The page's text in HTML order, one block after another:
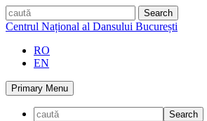
Skip
to
caută
Centrul Național al Dansului București
RO
EN
Primary Menu